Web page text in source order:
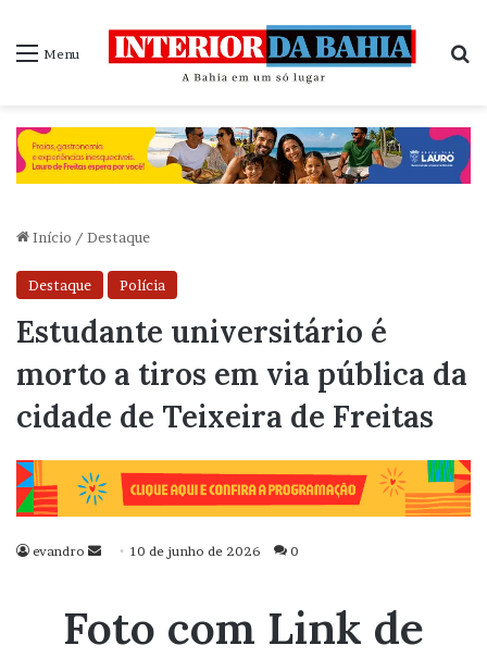
Menu
Início / Destaque
Destaque Polícia
Estudante universitário é
morto a tiros em via pública da
cidade de Teixeira de Freitas
evandro
Mande
mail
10 de junho de 2026 0
Foto com Link de